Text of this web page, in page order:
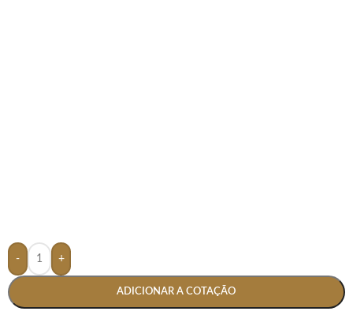
- +
ADICIONAR A COTAÇÃO